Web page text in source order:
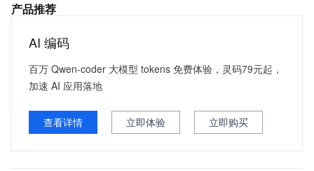
产品推荐
AI 编码
百万 Qwen-coder 大模型 tokens 免费体验，灵码79元起，
加速 AI 应用落地
查看详情 立即体验 立即购买